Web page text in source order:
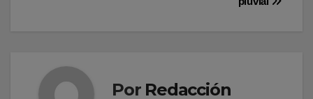
Por Redacción